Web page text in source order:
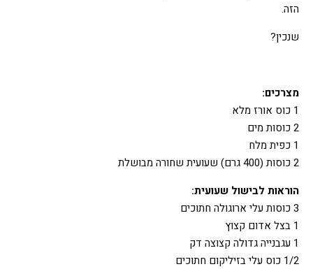
הזה.
שנכין?
מצרכים:
1 כוס אורז מלא
2 כוסות מים
1 כפית מלח
2 כוסות (400 גרם) שעועית שחורה מבושלת
הוראות לבישול שעועית:
3 כוסות עלי ארוגולה חתוכים
1 בצל אדום קצוץ
1 עגבנייה גדולה קצוצה דק
1/2 כוס עלי בזיליקום חתוכים